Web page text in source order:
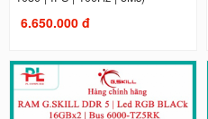
6.650.000 đ